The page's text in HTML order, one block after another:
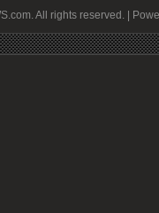
All rights reserved. |